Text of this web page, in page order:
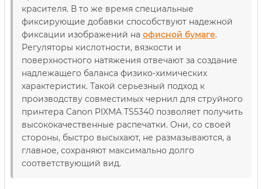
красителя. В то же время специальные
фиксирующие добавки способствуют надежной
фиксации изображений на офисной бумаге.
Регуляторы кислотности, вязкости и
поверхностного натяжения отвечают за создание
надлежащего баланса физико-химических
характеристик. Такой серьезный подход к
производству совместимых чернил для струйного
принтера Canon PIXMA TS5340 позволяет получить
высококачественные распечатки. Они, со своей
стороны, быстро высыхают, не размазываются, а
главное, сохраняют максимально долго
соответствующий вид.